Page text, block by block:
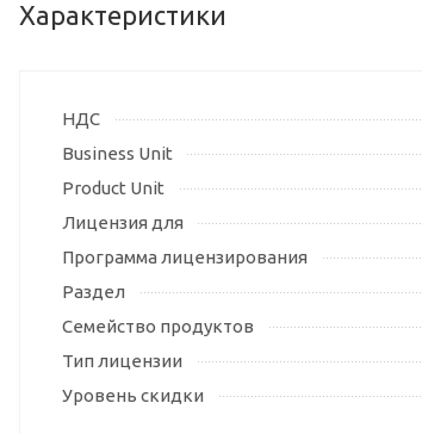
Характеристики
НДС
Business Unit
Product Unit
Лицензия для
Программа лицензирования
Раздел
Семейство продуктов
Тип лицензии
Уровень скидки